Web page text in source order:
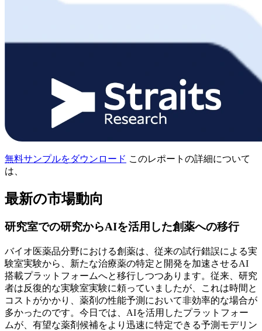
無料サンプルをダウンロード このレポートの詳細について
は、
最新の市場動向
研究室での研究からAIを活用した創薬への移行
バイオ医薬品分野における創薬は、従来の試行錯誤による実
験室実験から、新たな治療薬の特定と開発を加速させるAI
搭載プラットフォームへと移行しつつあります。従来、研究
者は反復的な実験室実験に頼っていましたが、これは時間と
コストがかかり、薬剤の性能予測において非効率的な場合が
多かったのです。今日では、AIを活用したプラットフォー
ムが、有望な薬剤候補をより迅速に特定できる予測モデリン